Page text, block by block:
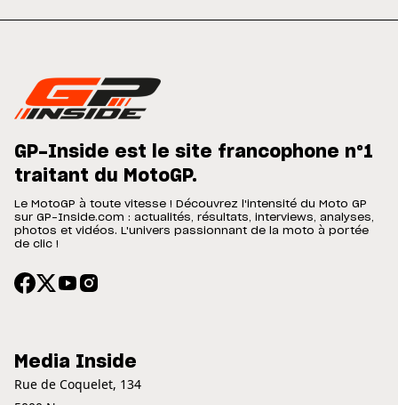
GP-Inside est le site francophone n°1
traitant du MotoGP.
Le MotoGP à toute vitesse ! Découvrez l'intensité du Moto GP
sur GP-Inside.com : actualités, résultats, interviews, analyses,
photos et vidéos. L'univers passionnant de la moto à portée
de clic !
Media Inside
Rue de Coquelet, 134